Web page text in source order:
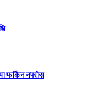
फर्किन नपरोस